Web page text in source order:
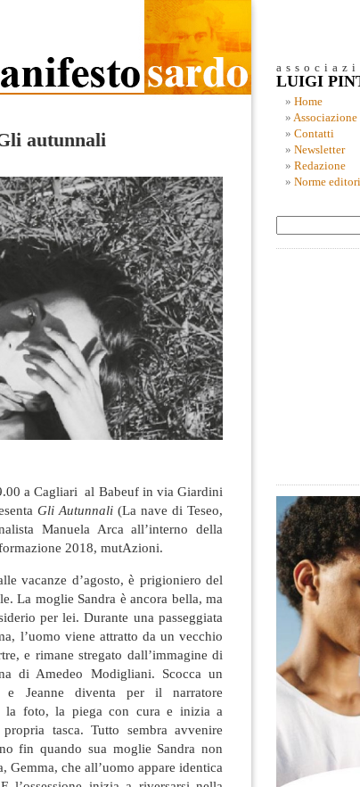
autunnali
a Cagliari al Babeuf in via Giardini
Gli Autunnali (La nave di Teseo,
Manuela Arca all’interno della
2018, mutAzioni.
vacanze d’agosto, è prigioniero del
La moglie Sandra è ancora bella, ma
per lei. Durante una passeggiata
l’uomo viene attratto da un vecchio
e rimane stregato dall’immagine di
di Amedeo Modigliani. Scocca un
Jeanne diventa per il narratore
la foto, la piega con cura e inizia a
tasca. Tutto sembra avvenire
fin quando sua moglie Sandra non
Gemma, che all’uomo appare identica
LUIGI
Home
Associazione
Contatti
Newsletter
Redazione
Norme